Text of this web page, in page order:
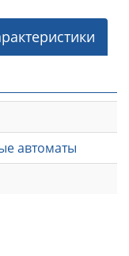
автоматы